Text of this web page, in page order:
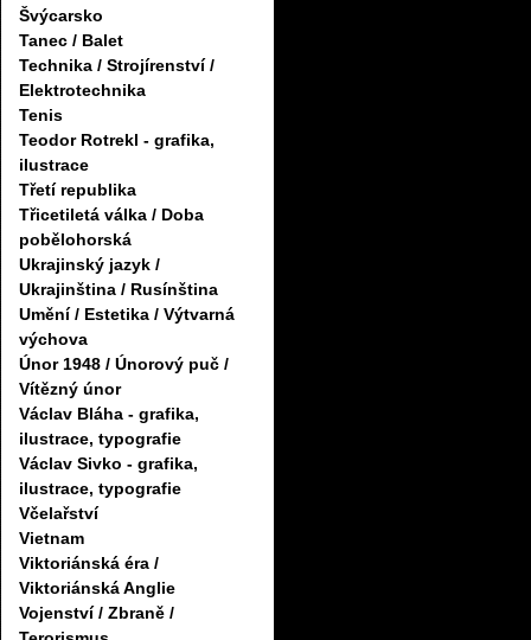
Švýcarsko
Tanec / Balet
Technika / Strojírenství /
Elektrotechnika
Tenis
Teodor Rotrekl - grafika,
ilustrace
Třetí republika
Třicetiletá válka / Doba
pobělohorská
Ukrajinský jazyk /
Ukrajinština / Rusínština
Umění / Estetika / Výtvarná
výchova
Únor 1948 / Únorový puč /
Vítězný únor
Václav Bláha - grafika,
ilustrace, typografie
Václav Sivko - grafika,
ilustrace, typografie
Včelařství
Vietnam
Viktoriánská éra /
Viktoriánská Anglie
Vojenství / Zbraně /